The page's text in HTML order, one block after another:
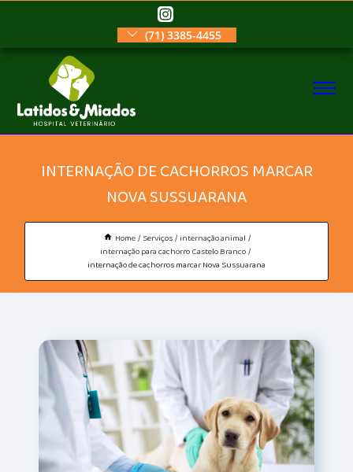
(71) 3385-4455
INTERNAÇÃO DE CACHORROS MARCAR
NOVA SUSSUARANA
Home Serviços
internação animal
internação para cachorro Castelo Branco
internação de cachorros marcar Nova Sussuarana